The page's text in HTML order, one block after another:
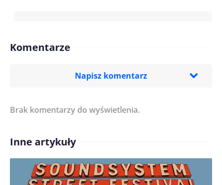
Komentarze
Napisz komentarz
Treść komentarza*
Imię/ Nick*
Brak komentarzy do wyświetlenia.
Inne artykuły